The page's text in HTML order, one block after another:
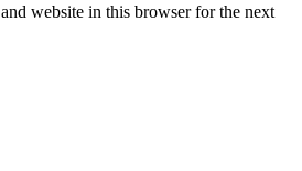
website in this browser for the next